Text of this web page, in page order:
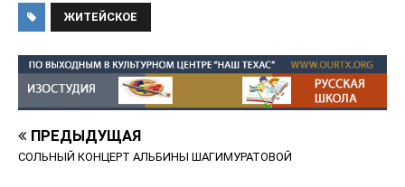
ЖИТЕЙСКОЕ
ПРЕДЫДУЩАЯ
СОЛЬНЫЙ КОНЦЕРТ АЛЬБИНЫ ШАГИМУРАТОВОЙ